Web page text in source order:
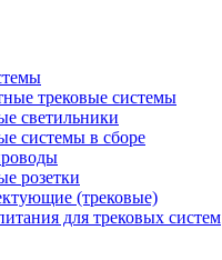
трековые системы
светильники
системы в сборе
розетки
(трековые)
для трековых систем